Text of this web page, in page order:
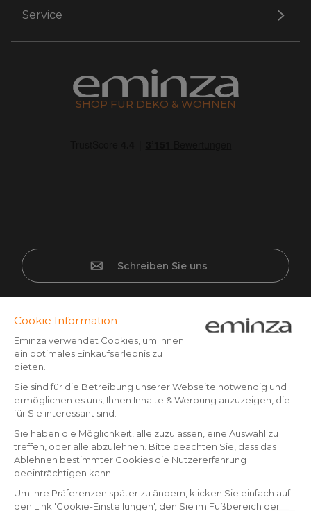
Service
SHOP FÜR DEKO & WOHNEN
Schreiben Sie uns
Sichere Bezahlung
Kreditkarte, PayPal, Banküberweisung (Vorkasse) ab CHF
500,- Bestellwert, Twint, Apple/Google pay.
© Copyright 2025 Eminza | Alle Rechte vorbehalten |
FRANCECHE